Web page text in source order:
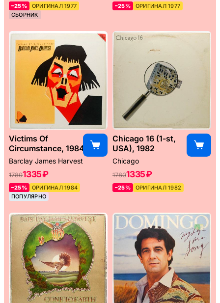
–25%
ОРИГИНАЛ 1977
СБОРНИК
–25% ОРИГИНАЛ 1977
Victims Of
Circumstance, 1984
Barclay James Harvest
17801335 ₽
–25%
ОРИГИНАЛ 1984
ПОПУЛЯРНО
Chicago 16 (1-st,
USA), 1982
Chicago
17801335 ₽
–25% ОРИГИНАЛ 1982